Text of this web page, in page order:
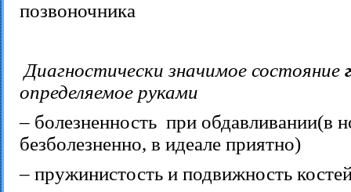
позвоночника
Диагностически значимое состояние
определяемое руками
– болезненность при обдавливании(в
безболезненно, в идеале приятно)
– пружинистость и подвижность